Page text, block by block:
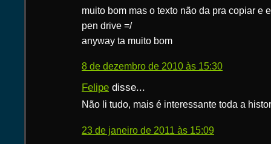
muito bom mas o texto não da pra copiar e
pen drive =/
anyway ta muito bom
8 de dezembro de 2010 às 15:30
Felipe disse...
Não li tudo, mais é interessante toda a
23 de janeiro de 2011 às 15:09